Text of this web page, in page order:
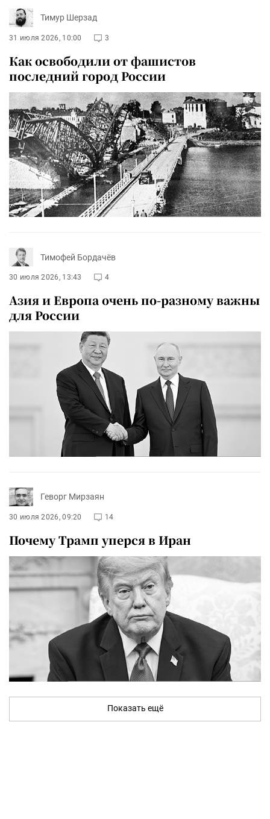
Тимур Шерзад
31 июля 2026, 10:00 3
Как освободили от фашистов
последний город России
Тимофей Бордачёв
30 июля 2026, 13:43 4
Азия и Европа очень по-разному важны
для России
Геворг Мирзаян
30 июля 2026, 09:20 14
Почему Трамп уперся в Иран
Показать ещё